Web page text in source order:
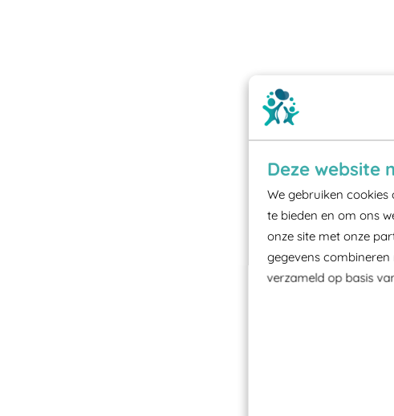
Deze website
We gebruiken
te bieden en om ons
onze site met onze
gegevens
verzameld op basis